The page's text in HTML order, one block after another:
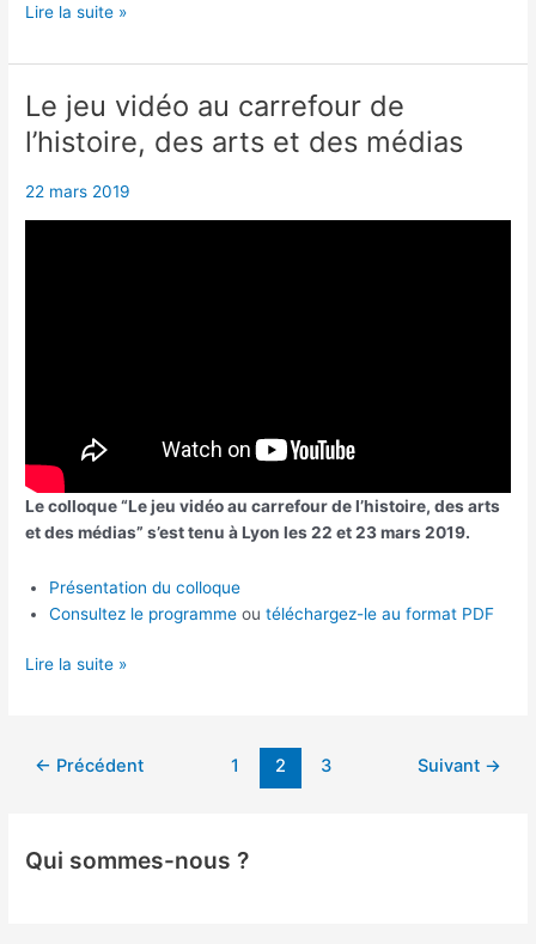
Le
publie
les
actes
du
“La
femme
Lire la suite »
Le jeu vidéo au carrefour de
l’histoire, des arts et des médias
22 mars 2019
Le colloque “Le jeu vidéo au carrefour de l’histoire, des arts
et des médias” s’est tenu à Lyon les 22 et 23 mars 2019.
Présentation du colloque
Consultez le programme outéléchargez-le au format PDF
Le
carrefour
des
arts
Lire la suite »
Pagination
← Précédent 1 2 3 Suivant →
Qui sommes-nous ?